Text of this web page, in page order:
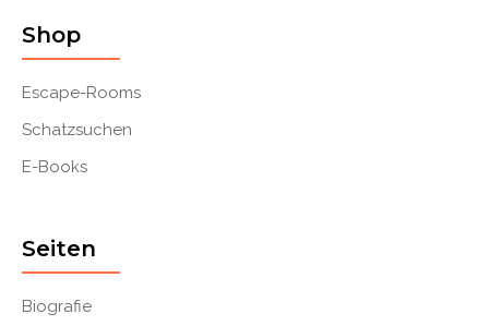
Shop
Escape-Rooms
Schatzsuchen
E-Books
Seiten
Biografie